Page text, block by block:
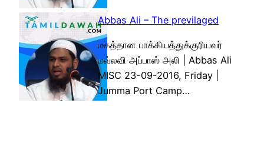
Abbas Ali – The previlaged
மகத்தான பாக்கியத்துக்குரியவர்
மவ்லவி அப்பாஸ் அலி | Abbas Ali
MISC 23-09-2016, Friday |
Jumma Port Camp…